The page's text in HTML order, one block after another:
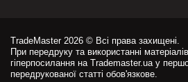
TradeMaster 2026 © Всі права захищені.
При передруку та використанні матеріалів
гіперпосилання на Trademaster.ua у
передрукованої статті обов'язкове.